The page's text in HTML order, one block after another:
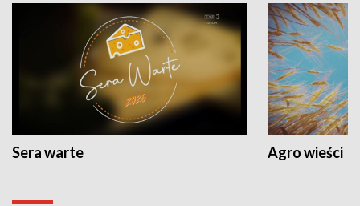
Sera warte Agro wieści